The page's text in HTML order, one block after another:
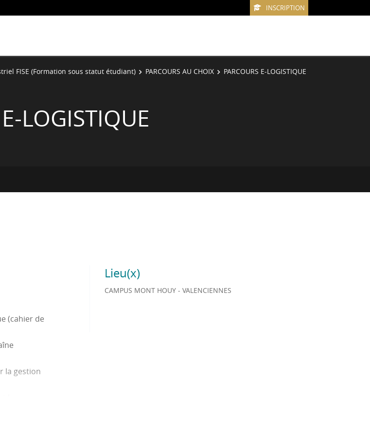
INSCRIPTION
FISE (Formation sous statut étudiant) PARCOURS AU CHOIX
PARCOURS E-LOGISTIQUE
LOGISTIQUE
(cahier de
la gestion
Lieu(x)
CAMPUS MONT HOUY - VALENCIENNES